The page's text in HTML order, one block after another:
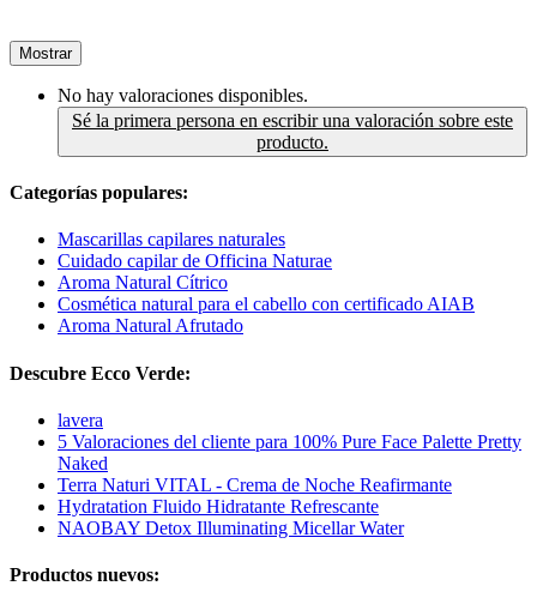
Mostrar
No hay valoraciones disponibles.
Sé la primera persona en escribir una valoración sobre este
producto.
Categorías populares:
Mascarillas capilares naturales
Cuidado capilar de Officina Naturae
Aroma Natural Cítrico
Cosmética natural para el cabello con certificado AIAB
Aroma Natural Afrutado
Descubre Ecco Verde:
lavera
5 Valoraciones del cliente para 100% Pure Face Palette Pretty
Naked
Terra Naturi VITAL - Crema de Noche Reafirmante
Hydratation Fluido Hidratante Refrescante
NAOBAY Detox Illuminating Micellar Water
Productos nuevos: